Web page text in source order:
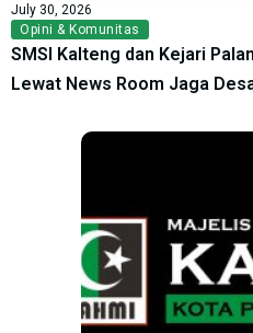
July 30, 2026
Opini & Komunitas
SMSI Kalteng dan Kejari
Lewat News Room Jaga